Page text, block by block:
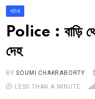
আরও কিছু
Contact
Khabar Samay Hindi
ঘটনা
Police : বাড়ি
দেহ
BYSOUMI CHAKRABORTY
LESS THAN A MINUTE